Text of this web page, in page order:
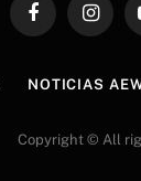
Facebook
NOTICIAS
Copyright © All